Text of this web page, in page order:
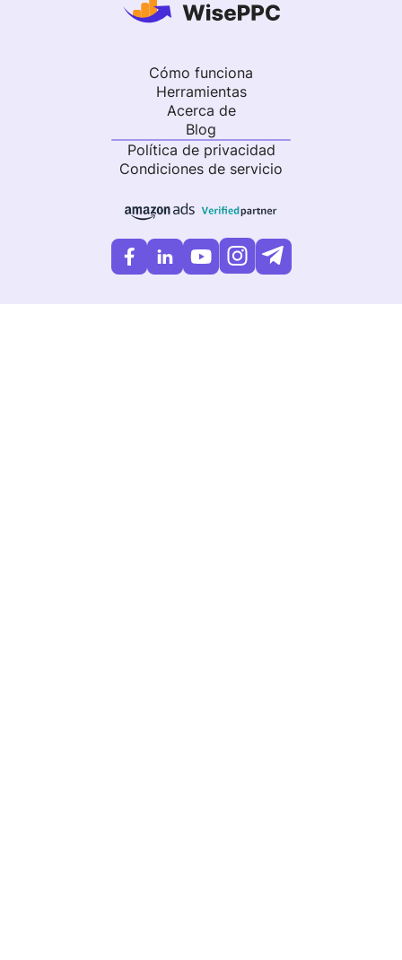
Cómo funciona
Herramientas
Acerca de
Blog
Política de privacidad
Condiciones de servicio